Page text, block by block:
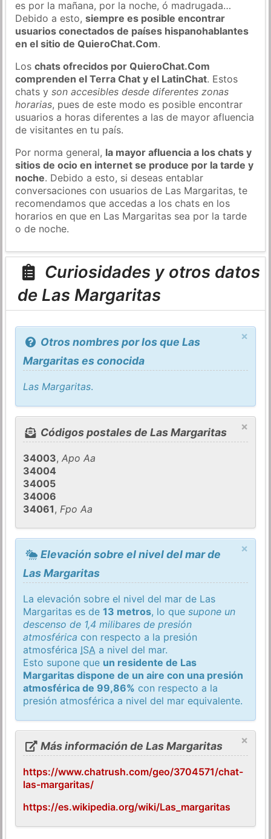
es por la mañana, por la noche, ó madrugada…
Debido a esto,siempre es posible encontrar
usuarios conectados de países hispanohablantes
en el sitio de QuieroChat.Com.
Loschats ofrecidos por QuieroChat.Com
comprenden el Terra Chat y el LatinChat. Estos
chats yson accesibles desde diferentes zonas
horarias, pues de este modo es posible encontrar
usuarios a horas diferentes a las de mayor afluencia
de visitantes en tu país.
Por norma general, la mayor afluencia a los chats y
sitios de ocio en internet se produce por la tarde y
noche. Debido a esto, si deseas entablar
conversaciones con usuarios de Las Margaritas, te
recomendamos que accedas a los chats en los
horarios en que en Las Margaritas sea por la tarde
o de noche.
Curiosidades y otros datos
de Las Margaritas
×
Otros nombres por los que Las
Margaritas es conocida
Las Margaritas.
×
Códigos postales de Las Margaritas
34003,Apo Aa
34004
34005
34006
34061, Fpo Aa
×
Elevación sobre el nivel del mar de
Las Margaritas
La elevación sobre el nivel del mar de Las
Margaritas es de13 metros, lo quesupone un
descenso de 1,4 milibares de presión
atmosférica con respecto a la presión
atmosférica ISA a nivel del mar.
Esto supone que un residente de Las
Margaritas dispone de un aire con una presión
atmosférica de 99,86% con respecto a la
presión atmosférica a nivel del mar equivalente.
×
Más información de Las Margaritas
https://www.chatrush.com/geo/3704571/chat-
las-margaritas/
https://es.wikipedia.org/wiki/Las_margaritas